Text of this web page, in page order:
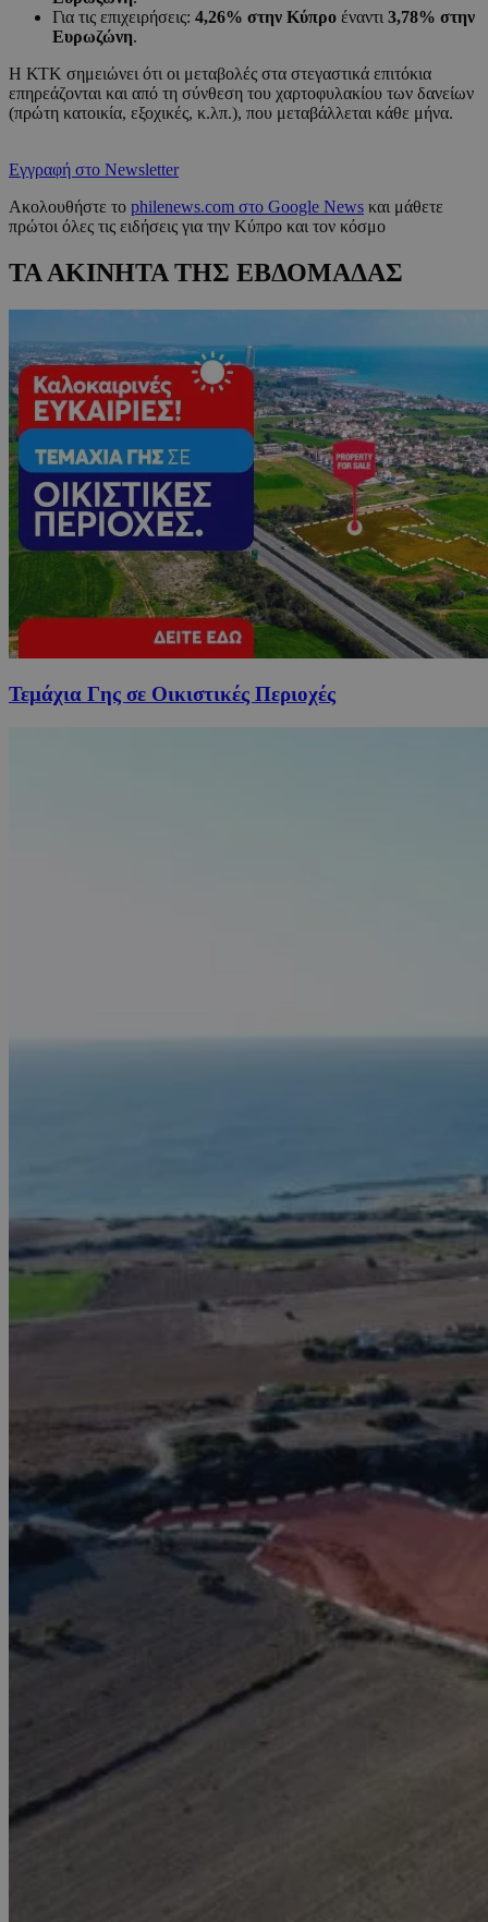
Για τις επιχειρήσεις: 4,26% στην Κύπρο έναντι 3,78% στην
Ευρωζώνη.
Η ΚΤΚ σημειώνει ότι οι μεταβολές στα στεγαστικά επιτόκια
επηρεάζονται και από τη σύνθεση του χαρτοφυλακίου των δανείων
(πρώτη κατοικία, εξοχικές, κ.λπ.), που μεταβάλλεται κάθε μήνα.
Εγγραφή στο Newsletter
Ακολουθήστε το philenews.com στο Google News και μάθετε
πρώτοι όλες τις ειδήσεις για την Κύπρο και τον κόσμο
ΤΑ ΑΚΙΝΗΤΑ ΤΗΣ ΕΒΔΟΜΑΔΑΣ
Τεμάχια Γης σε Οικιστικές Περιοχές